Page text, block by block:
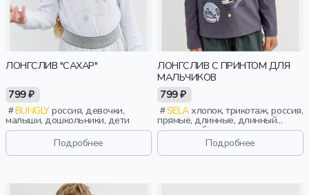
ЛОНГСЛИВ "САХАР"
799 ₽
BUNGLYроссия, девочки,
малыши, дошкольники, дети
Подробнее
ЛОНГСЛИВ С ПРИНТОМ ДЛЯ
МАЛЬЧИКОВ
799 ₽
SELAхлопок, трикотаж, россия,
прямые, длинные, длинный
рукав, свободные, принт, вырез,
круглый вырез, повседневный,
мальчики, детиПодробнее